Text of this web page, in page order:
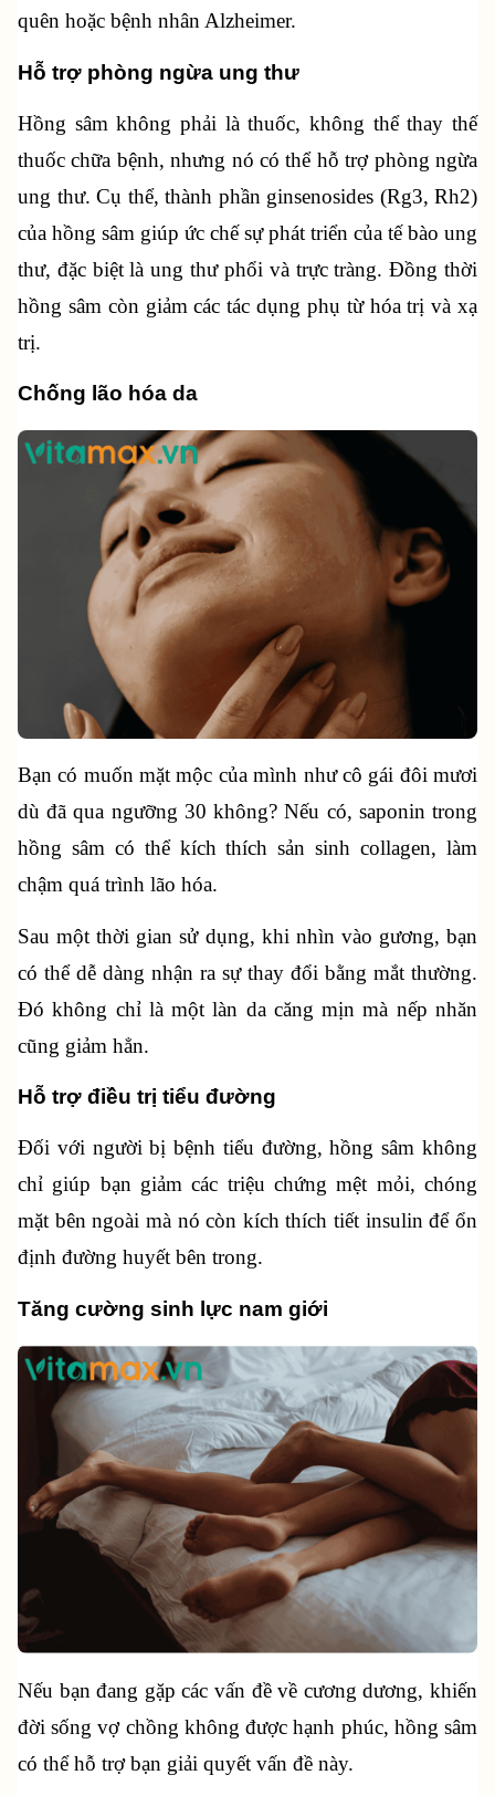
quên hoặc bệnh nhân Alzheimer.
Hỗ trợ phòng ngừa ung thư
Hồng sâm không phải là thuốc, không thể thay thế
thuốc chữa bệnh, nhưng nó có thể hỗ trợ phòng ngừa
ung thư. Cụ thể, thành phần ginsenosides (Rg3, Rh2)
của hồng sâm giúp ức chế sự phát triển của tế bào ung
thư, đặc biệt là ung thư phổi và trực tràng. Đồng thời
hồng sâm còn giảm các tác dụng phụ từ hóa trị và xạ
trị.
Chống lão hóa da
Bạn có muốn mặt mộc của mình như cô gái đôi mươi
dù đã qua ngưỡng 30 không? Nếu có, saponin trong
hồng sâm có thể kích thích sản sinh collagen, làm
chậm quá trình lão hóa.
Sau một thời gian sử dụng, khi nhìn vào gương, bạn
có thể dễ dàng nhận ra sự thay đổi bằng mắt thường.
Đó không chỉ là một làn da căng mịn mà nếp nhăn
cũng giảm hẳn.
Hỗ trợ điều trị tiểu đường
Đối với người bị bệnh tiểu đường, hồng sâm không
chỉ giúp bạn giảm các triệu chứng mệt mỏi, chóng
mặt bên ngoài mà nó còn kích thích tiết insulin để ổn
định đường huyết bên trong.
Tăng cường sinh lực nam giới
Nếu bạn đang gặp các vấn đề về cương dương, khiến
đời sống vợ chồng không được hạnh phúc, hồng sâm
có thể hỗ trợ bạn giải quyết vấn đề này.